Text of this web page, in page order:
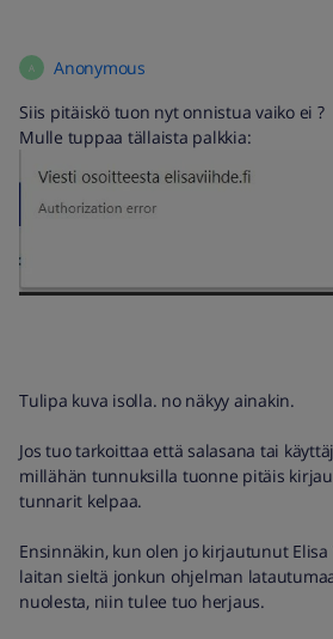
A Anonymous
Siis pitäiskö tuon nyt onnistua vaiko ei ?
Mulle tuppaa tällaista palkkia:
Tulipa kuva isolla. no näkyy ainakin.
Jos tuo tarkoittaa että salasana tai
millähän tunnuksilla tuonne pitäis
tunnarit kelpaa.
Ensinnäkin, kun olen jo kirjautunut
laitan sieltä jonkun ohjelman
nuolesta, niin tulee tuo herjaus.